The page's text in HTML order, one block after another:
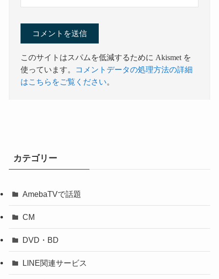
このサイトはスパムを低減するために Akismet を
使っています。
コメントデータの処理方法の詳細
はこちらをご覧ください。
カテゴリー
AmebaTVで話題
CM
DVD・BD
LINE関連サービス